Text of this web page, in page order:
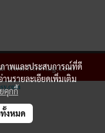
www.frmmag.com
ภาพและประสบการณ์ที่ดี
นรายละเอียดเพิ่มเติม
คุกกี้
งหมด